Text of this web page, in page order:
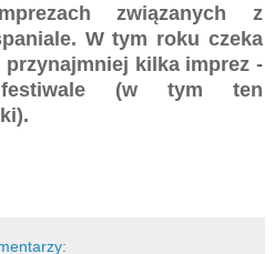
związanych z
W tym roku czeka
przynajmniej kilka imprez -
festiwale (w tym ten